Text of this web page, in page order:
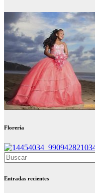
Florería
Entradas recientes